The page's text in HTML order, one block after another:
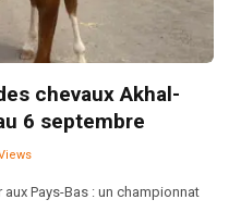
chevaux Akhal-
6 septembre
aux Pays-Bas : un championnat